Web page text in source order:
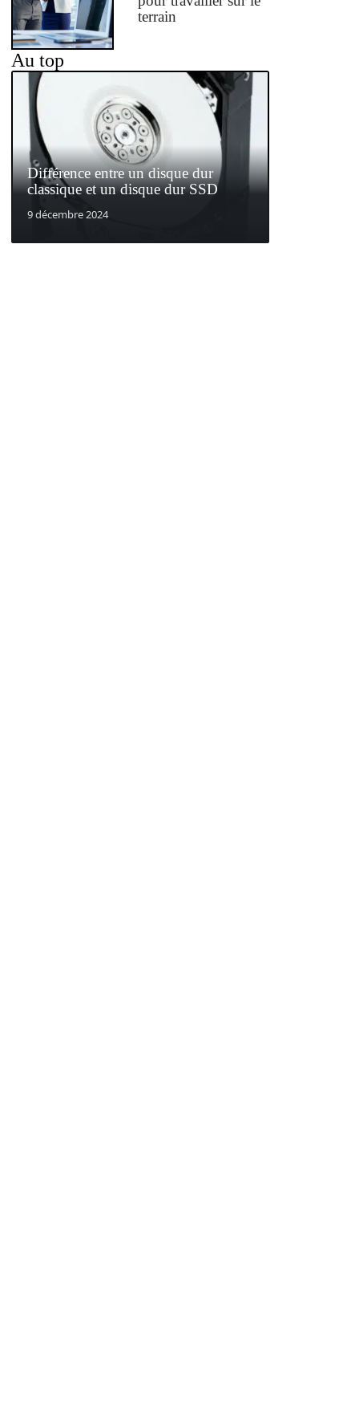
terrain
Au top
Différence entre un disque dur
classique et un disque dur SSD
9 décembre 2024